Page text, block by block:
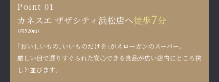
Point 01
カネスエ ザザシティ浜松店へ徒歩7分
（約520m）
「おいしいもの、いいものだけを」がスローガンのスーパー。
厳しい目で選りすぐられた安心できる食品が広い店内にところ狭
しと並びます。